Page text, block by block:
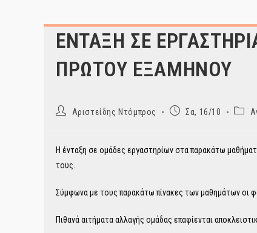
ΕΝΤΑΞΗ ΣΕ
ΠΡΩΤΟΥ ΕΞΑΜΗΝΟΥ
PostΑριστείδης Ντόμπρος
PostΣα, 16/10
Post
Η ένταξη σε ομάδες εργαστηρίων στα παρακάτω
τους.
Σύμφωνα με τους παρακάτω πίνακες των μαθημάτων οι
Πιθανά αιτήματα αλλαγής ομάδας επαφίενται